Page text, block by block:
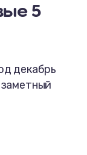
5
декабрь